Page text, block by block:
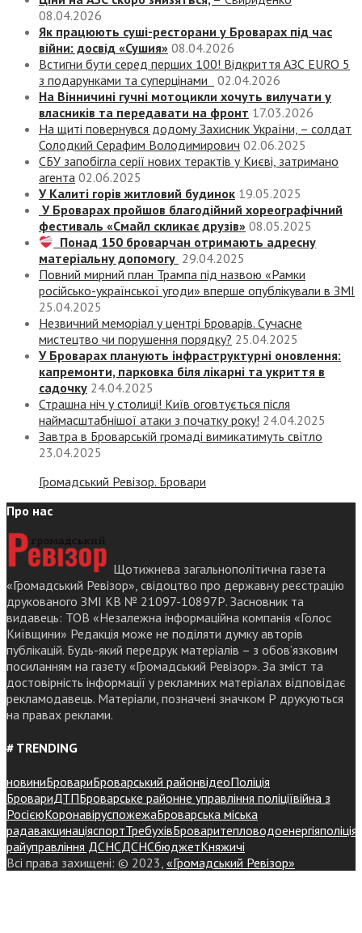
08.04.2026
Як працюють суші-ресторани у Броварах під час
війни: досвід «Сушия» 08.04.2026
Встигни бути серед перших 100! Відкриття АЗС EURO 5
з подарунками та суперцінами
02.04.2026
На Вінничині гучні мотоцикли хочуть вилучати у
власників та передавати на фронт 17.03.2026
На щиті повернувся додому Захисник України, – солдат
Солодкий Серафим Володимирович 02.06.2025
СБУ запобігла серії нових терактів у Києві, затримано
агента 02.06.2025
У Калиті горів житловий будинок 19.05.2025
У Броварах пройшов благодійний хореографічний
фестиваль «Смайл скликає друзів» 08.05.2025
Понад 150 броварчан отримають адресну
матеріальну допомогу 29.04.2025
Повний мирний план Трампа під назвою «‎Рамки
російсько-української угоди» вперше опублікували в ЗМІ
25.04.2025
Незвичний меморіал у центрі Броварів. Сучасне
мистецтво чи порушення порядку? 25.04.2025
У Броварах планують інфраструктурні оновлення:
капремонти, парковка біля лікарні та укриття в
садочку 24.04.2025
Страшна ніч у столиці! Київ оговтується після
наймасштабнішої атаки з початку року! 24.04.2025
Завтра в Броварській громаді вимикатимуть світло
23.04.2025
Громадський Ревізор. Бровари
Про нас
Щотижнева загальнополітична газета
«Громадський Ревізор», свідоцтво про державну реєстрацію
друкованого ЗМІ КВ № 21097-10897Р. Засновник та
видавець: ТОВ «Незалежна інформаційна компанія «Голос
Київщини» Редакція може не поділяти думку авторів
публікацій. Будь-який передрук матеріалів – з обов’язковим
посиланням на газету «Громадський Ревізор». За зміст та
достовірність інформації у рекламних матеріалах відповідає
рекламодавець. Матеріали, позначені значком Р друкуються
на правах реклами.
# TRENDING
новиниБровариБроварський районвідеоПоліція
БровариДТПБроварське районне управління поліціївійна з
РосієюКоронавіруспожежаБроварська міська
радавакцинаціяспортТребухівБроваритепловодоенергіяполіція
райуправління ДСНСДСНСбюджетКняжичі
Всі права захищені: © 2023, «Громадський Ревізор»